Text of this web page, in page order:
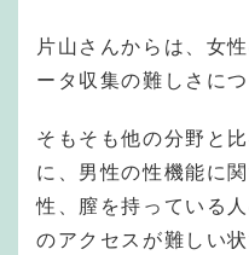
片山さんからは、女
ータ収集の難しさに
そもそも他の分野と
に、男性の性機能に
性、膣を持っている
のアクセスが難しい